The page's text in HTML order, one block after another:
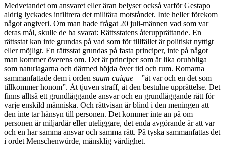
Medvetandet om ansvaret eller äran belyser också varför Gestapo
aldrig lyckades infiltrera det militära motståndet. Inte heller förekom
något angiveri. Om man hade frågat 20 juli-männen vad som var
deras mål, skulle de ha svarat: Rättsstatens återupprättande. En
rättsstat kan inte grundas på vad som för tillfället är politiskt nyttigt
eller möjligt. En rättsstat grundas på fasta principer, inte på något
man kommer överens om. Det är principer som är lika orubbliga
som naturlagarna och därmed höjda över tid och rum. Romarna
sammanfattade dem i orden suum cuique – ”åt var och en det som
tillkommer honom”. Åt tjuven straff, åt den bestulne upprättelse. Det
finns alltså ett grundläggande ansvar och en grundläggande rätt för
varje enskild människa. Och rättvisan är blind i den meningen att
den inte tar hänsyn till personen. Det kommer inte an på om
personen är miljardär eller uteliggare, det enda avgörande är att var
och en har samma ansvar och samma rätt. På tyska sammanfattas det
i ordet Menschenwürde, mänsklig värdighet.